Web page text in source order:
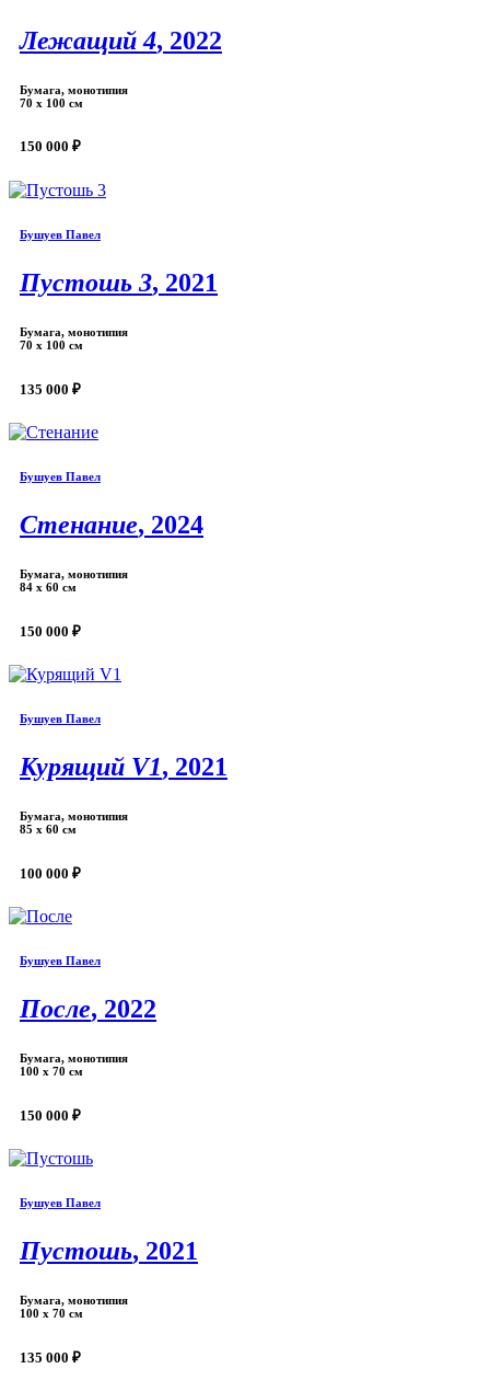
Лежащий 4, 2022
Бумага, монотипия
70 х 100 см
150 000 ₽
Бушуев Павел
Пустошь 3, 2021
Бумага, монотипия
70 х 100 см
135 000 ₽
Бушуев Павел
Стенание, 2024
Бумага, монотипия
84 х 60 см
150 000 ₽
Бушуев Павел
Курящий V1, 2021
Бумага, монотипия
85 х 60 см
100 000 ₽
Бушуев Павел
После, 2022
Бумага, монотипия
100 х 70 см
150 000 ₽
Бушуев Павел
Пустошь, 2021
Бумага, монотипия
100 х 70 см
135 000 ₽